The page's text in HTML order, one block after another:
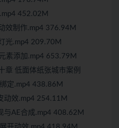
452.02M
效制作.mp4 376.94M
光.mp4 209.70M
素添加.mp4 653.79M
章 低面体纸张城市案例
定.mp4 438.86M
动效.mp4 254.11M
与AE合成.mp4 408.62M